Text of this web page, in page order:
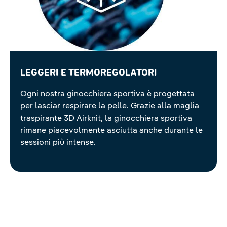
Leggeri e termoregolatori
Ogni nostra ginocchiera sportiva è progettata
per lasciar respirare la pelle. Grazie alla maglia
traspirante 3D Airknit, la ginocchiera sportiva
rimane piacevolmente asciutta anche durante le
sessioni più intense.